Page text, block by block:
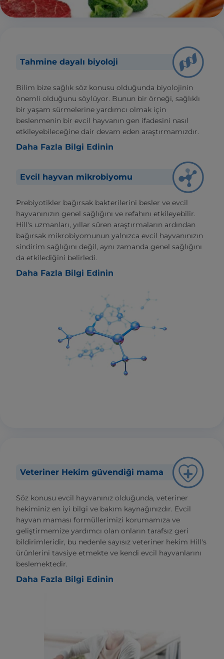
Tahmine dayalı biyoloji
Bilim bize sağlık söz konusu olduğunda biyolojinin
önemli olduğunu söylüyor. Bunun bir örneği, sağlıklı
bir yaşam sürmelerine yardımcı olmak için
beslenmenin bir evcil hayvanın gen ifadesini nasıl
etkileyebileceğine dair devam eden araştırmamızdır.
Daha Fazla Bilgi Edinin
Evcil hayvan mikrobiyomu
Prebiyotikler bağırsak bakterilerini besler ve evcil
hayvanınızın genel sağlığını ve refahını etkileyebilir.
Hill's uzmanları, yıllar süren araştırmaların ardından
bağırsak mikrobiyomunun yalnızca evcil hayvanınızın
sindirim sağlığını değil, aynı zamanda genel sağlığını
da etkilediğini belirledi.
Daha Fazla Bilgi Edinin
Veteriner Hekim güvendiği mama
Söz konusu evcil hayvanınız olduğunda, veteriner
hekiminiz en iyi bilgi ve bakım kaynağınızdır. Evcil
hayvan maması formüllerimizi korumamıza ve
geliştirmemize yardımcı olan onların tarafsız geri
bildirimleridir, bu nedenle sayısız veteriner hekim Hill's
ürünlerini tavsiye etmekte ve kendi evcil hayvanlarını
beslemektedir.
Daha Fazla Bilgi Edinin